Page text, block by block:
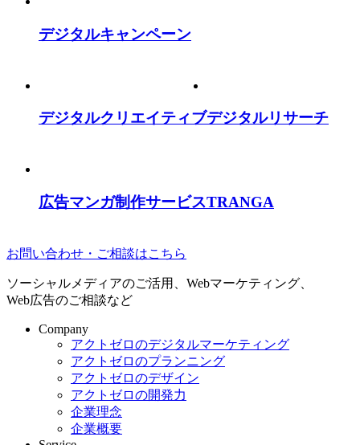
デジタルキャンペーン
デジタルクリエイティブデジタルリサーチ
広告マンガ制作サービスTRANGA
お問い合わせ・ご相談はこちら
ソーシャルメディアのご活用、Webマーケティング、
Web広告のご相談など
Company
アクトゼロのデジタルマーケティング
アクトゼロのプランニング
アクトゼロのデザイン
アクトゼロの開発力
企業理念
企業概要